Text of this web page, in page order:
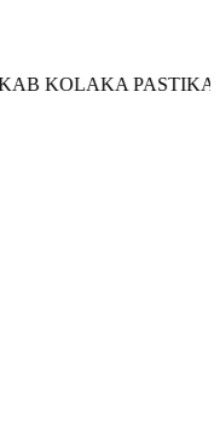
KOLAKA PASTIKAN